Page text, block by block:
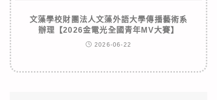
文藻學校財團法人文藻外語大學傳播藝術系
辦理【2026金電光全國青年MV大賽】
2026-06-22